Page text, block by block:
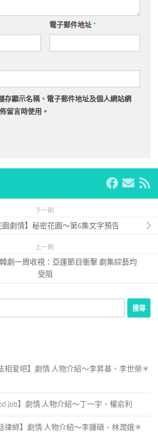
電子郵件地址*
存顯示名稱、電子郵件地址及個人網站網
留言時使用。
下一則
園劇情】秘密花園～第6集文字預告
上一則
韓劇一周收視：亞運節目衝擊 劇集綜藝均
受阻
相爱吧】劇情.人物介紹～李昇基、李世榮＊
Job】劇情.人物介紹～丁一宇、權俞利
律師】劇情.人物介紹～李鍾碩、林潤娥＊